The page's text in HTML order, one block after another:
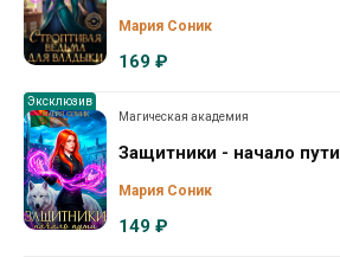
Мария Соник
169 ₽
Эксклюзив
Магическая академия
Защитники - начало пути
Мария Соник
149 ₽